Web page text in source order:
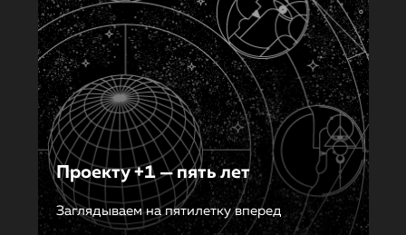
Проекту +1 — пять лет
Заглядываем на пятилетку вперед